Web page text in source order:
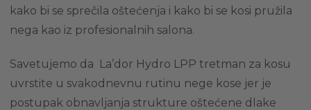
kako bi se sprečila oštećenja i kako bi se kosi pružila
nega kao iz profesionalnih salona.
Savetujemo da La’dor Hydro LPP tretman za kosu
uvrstite u svakodnevnu rutinu nege kose jer je
postupak obnavljanja strukture oštećene dlake